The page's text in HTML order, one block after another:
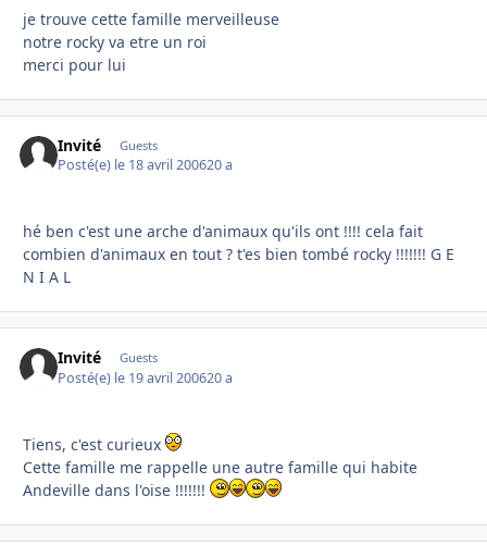
je trouve cette famille merveilleuse
notre rocky va etre un roi
merci pour lui
Invité Guests
Posté(e) le 18 avril 200620 a
hé ben c'est une arche d'animaux qu'ils ont !!!! cela fait
combien d'animaux en tout ? t'es bien tombé rocky !!!!!!! G E
N I A L
Invité Guests
Posté(e) le 19 avril 200620 a
Tiens, c'est curieux
Cette famille me rappelle une autre famille qui habite
Andeville dans l'oise !!!!!!!